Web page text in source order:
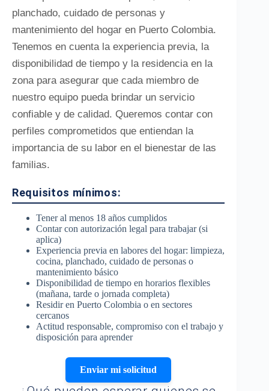
planchado, cuidado de personas y
mantenimiento del hogar en Puerto Colombia.
Tenemos en cuenta la experiencia previa, la
disponibilidad de tiempo y la residencia en la
zona para asegurar que cada miembro de
nuestro equipo pueda brindar un servicio
confiable y de calidad. Queremos contar con
perfiles comprometidos que entiendan la
importancia de su labor en el bienestar de las
familias.
Requisitos mínimos:
Tener al menos 18 años cumplidos
Contar con autorización legal para trabajar (si
aplica)
Experiencia previa en labores del hogar: limpieza,
cocina, planchado, cuidado de personas o
mantenimiento básico
Disponibilidad de tiempo en horarios flexibles
(mañana, tarde o jornada completa)
Residir en Puerto Colombia o en sectores
cercanos
Actitud responsable, compromiso con el trabajo y
disposición para aprender
Enviar mi solicitud